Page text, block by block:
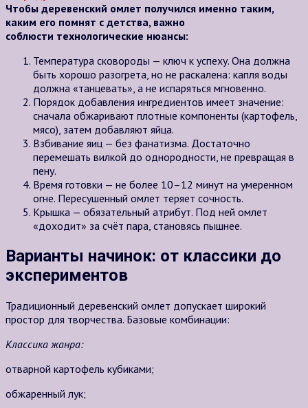
Чтобы деревенский омлет получился именно таким,
каким его помнят с детства, важно
соблюсти технологические нюансы:
Температура сковороды — ключ к успеху. Она должна
быть хорошо разогрета, но не раскалена: капля воды
должна «танцевать», а не испаряться мгновенно.
Порядок добавления ингредиентов имеет значение:
сначала обжаривают плотные компоненты (картофель,
мясо), затем добавляют яйца.
Взбивание яиц — без фанатизма. Достаточно
перемешать вилкой до однородности, не превращая в
пену.
Время готовки — не более 10–12 минут на умеренном
огне. Пересушенный омлет теряет сочность.
Крышка — обязательный атрибут. Под ней омлет
«доходит» за счёт пара, становясь пышнее.
Варианты начинок: от классики до
экспериментов
Традиционный деревенский омлет допускает широкий
простор для творчества. Базовые комбинации:
Классика жанра:
отварной картофель кубиками;
обжаренный лук;